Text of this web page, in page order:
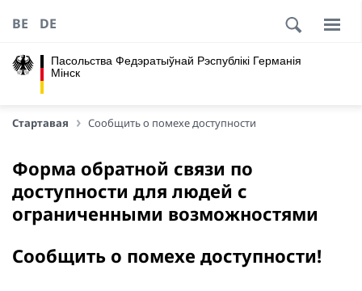
Пасольства Федэратыўнай Рэспублікі Германія
Мінск
BE DE
Стартавая Сообщить о помехе доступности
Форма обратной связи по
доступности для людей с
ограниченными возможностями
Сообщить о помехе доступности!